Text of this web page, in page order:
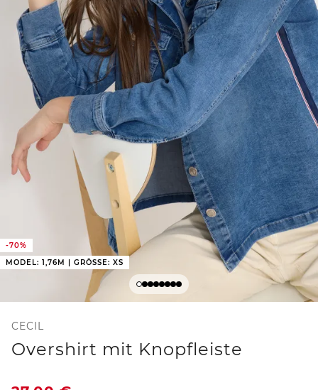
-70%
MODEL: 1,76M | GRÖSSE: XS
CECIL
Overshirt mit Knopfleiste